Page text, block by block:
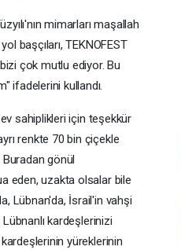
mimarları maşallah
başçıları, TEKNOFEST
çok mutlu ediyor. Bu
ifadelerini kullandı.
sahiplikleri için teşekkür
renkte 70 bin çiçekle
gönül
eden, uzakta olsalar bile
Lübnan'da, İsrail'in vahşi
kardeşlerinizi
yüreklerinin